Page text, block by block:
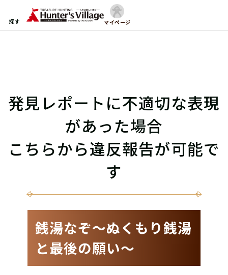
探す マイページ
発見レポートに不適切な表現
があった場合
こちらから違反報告が可能で
す
銭湯なぞ〜ぬくもり銭湯
と最後の願い〜